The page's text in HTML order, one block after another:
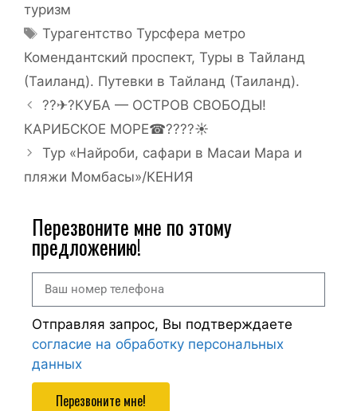
туризм
Турагентство Турсфера метро
Комендантский проспект, Туры в Тайланд
(Таиланд). Путевки в Тайланд (Таиланд).
??✈?КУБА — ОСТРОВ СВОБОДЫ!
КАРИБСКОЕ МОРЕ☎????☀
Тур «Найроби, сафари в Масаи Мара и
пляжи Момбасы»/КЕНИЯ
Перезвоните мне по этому
предложению!
Отправляя запрос, Вы подтверждаете
согласие на обработку персональных
данных
Перезвоните мне!